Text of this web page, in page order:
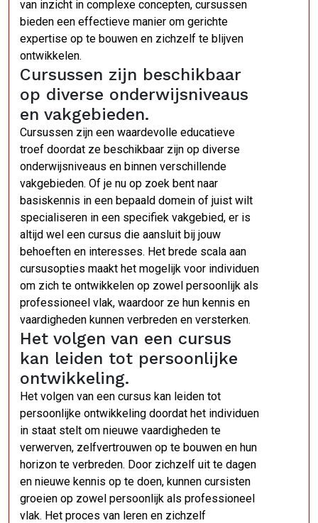
van inzicht in complexe concepten, cursussen
bieden een effectieve manier om gerichte
expertise op te bouwen en zichzelf te blijven
ontwikkelen.
Cursussen zijn beschikbaar
op diverse onderwijsniveaus
en vakgebieden.
Cursussen zijn een waardevolle educatieve
troef doordat ze beschikbaar zijn op diverse
onderwijsniveaus en binnen verschillende
vakgebieden. Of je nu op zoek bent naar
basiskennis in een bepaald domein of juist wilt
specialiseren in een specifiek vakgebied, er is
altijd wel een cursus die aansluit bij jouw
behoeften en interesses. Het brede scala aan
cursusopties maakt het mogelijk voor individuen
om zich te ontwikkelen op zowel persoonlijk als
professioneel vlak, waardoor ze hun kennis en
vaardigheden kunnen verbreden en versterken.
Het volgen van een cursus
kan leiden tot persoonlijke
ontwikkeling.
Het volgen van een cursus kan leiden tot
persoonlijke ontwikkeling doordat het individuen
in staat stelt om nieuwe vaardigheden te
verwerven, zelfvertrouwen op te bouwen en hun
horizon te verbreden. Door zichzelf uit te dagen
en nieuwe kennis op te doen, kunnen cursisten
groeien op zowel persoonlijk als professioneel
vlak. Het proces van leren en zichzelf